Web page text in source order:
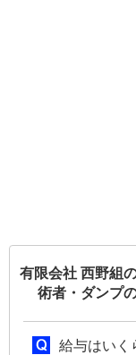
有限会社 西野組
術者・ダンプ
給与はいく